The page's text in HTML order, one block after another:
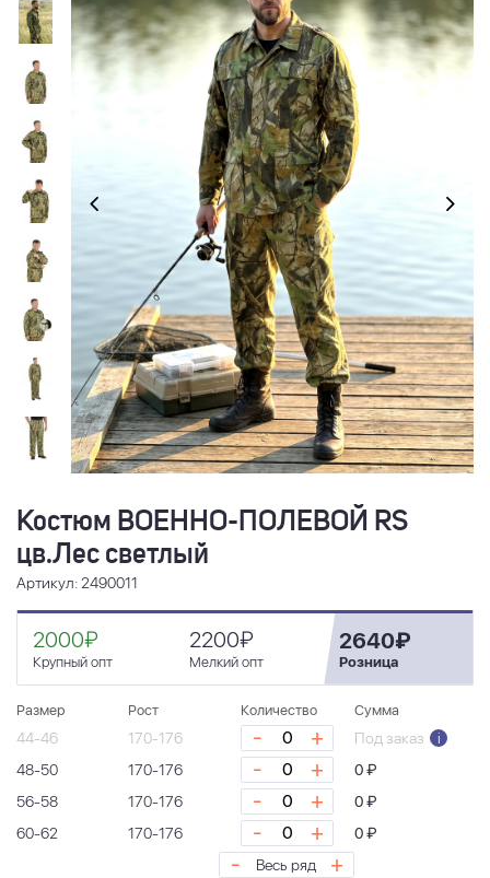
Костюм ВОЕННО-ПОЛЕВОЙ RS
цв.Лес светлый
Артикул: 2490011
2000₽
Крупный опт
2200₽
Мелкий опт
2640₽
Розница
Размер Рост Количество Сумма
44-46 170-176 - + Под заказ
i
48-50
170-176 - +
0 ₽
56-58
170-176 - +
0 ₽
60-62
170-176 - + 0 ₽
- Весь ряд +